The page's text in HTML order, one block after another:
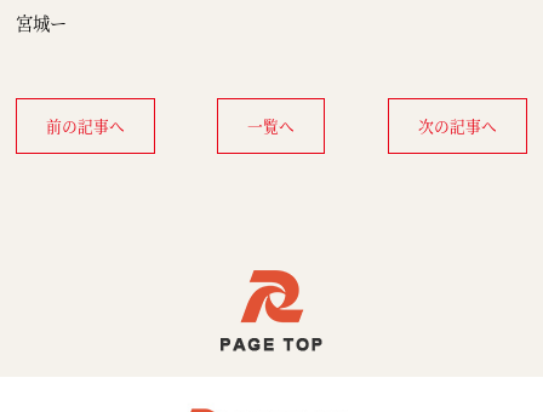
宮城ー
前の記事へ 一覧へ 次の記事へ